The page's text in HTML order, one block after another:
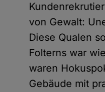
von Gewalt:
Diese Qualen
Folterns war
waren
Gebäude mit